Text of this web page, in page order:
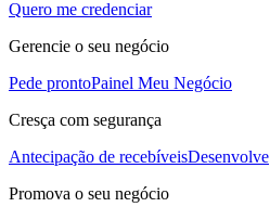
Quero me credenciar
Gerencie o seu negócio
Pede prontoPainel Meu Negócio
Cresça com segurança
Antecipação de recebíveisDesenvolve
Promova o seu negócio